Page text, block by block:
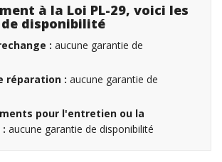
à la Loi PL-29, voici les
disponibilité
: aucune garantie de
réparation : aucune garantie de
pour l'entretien ou la
aucune garantie de disponibilité